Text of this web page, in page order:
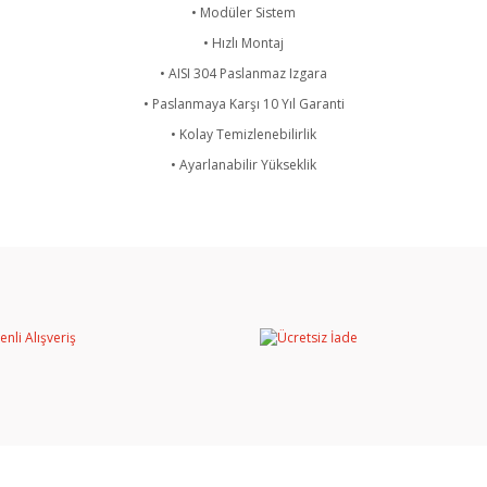
• Modüler Sistem
• Hızlı Montaj
• AISI 304 Paslanmaz Izgara
• Paslanmaya Karşı 10 Yıl Garanti
• Kolay Temizlenebilirlik
• Ayarlanabilir Yükseklik
Yorum Yaz